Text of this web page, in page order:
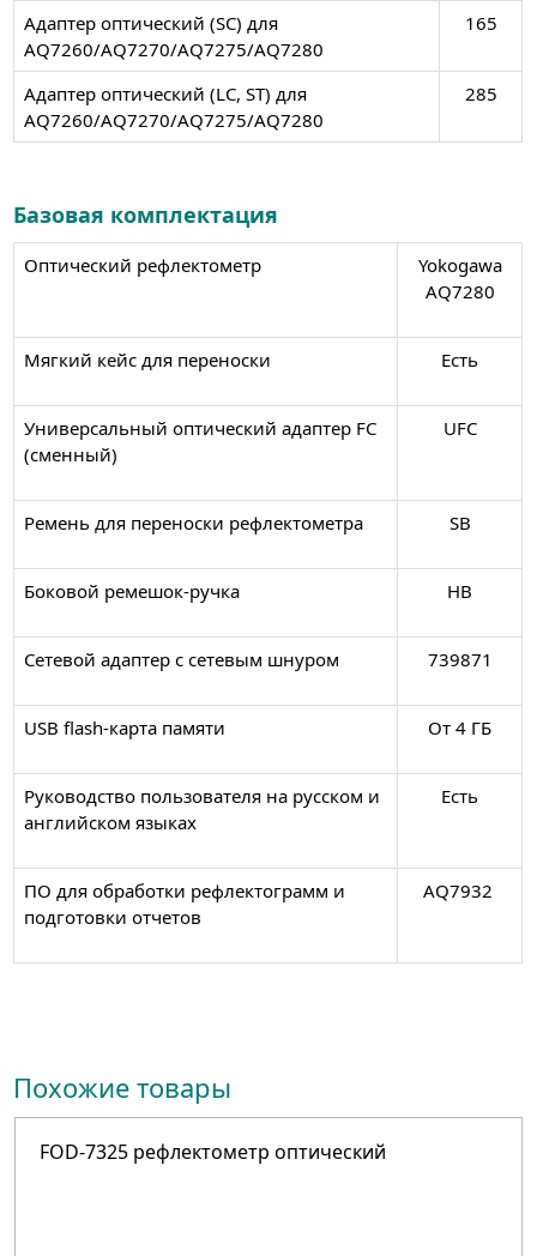
Адаптер оптический (SC) для
AQ7260/AQ7270/AQ7275/AQ7280
165
Адаптер оптический (LC, ST) для
AQ7260/AQ7270/AQ7275/AQ7280
285
Базовая комплектация
Оптический рефлектометр
Yokogawa
AQ7280
Мягкий кейс для переноски Есть
Универсальный оптический адаптер FC
(сменный)
UFC
Ремень для переноски рефлектометра SB
Боковой ремешок-ручка HB
Сетевой адаптер с сетевым шнуром 739871
USB flash-карта памяти От 4 ГБ
Руководство пользователя на русском и
английском языках
Есть
ПО для обработки рефлектограмм и
подготовки отчетов
AQ7932
Похожие товары
FOD-7325 рефлектометр оптический